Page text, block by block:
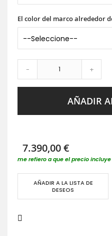
El color del marco alrededor
- +
AÑADIR
7.390,00 €
me refiero a que el precio
AÑADIR A LA LISTA DE
DESEOS